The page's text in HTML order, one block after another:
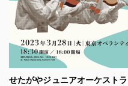
せたがやジュニアオーケストラ